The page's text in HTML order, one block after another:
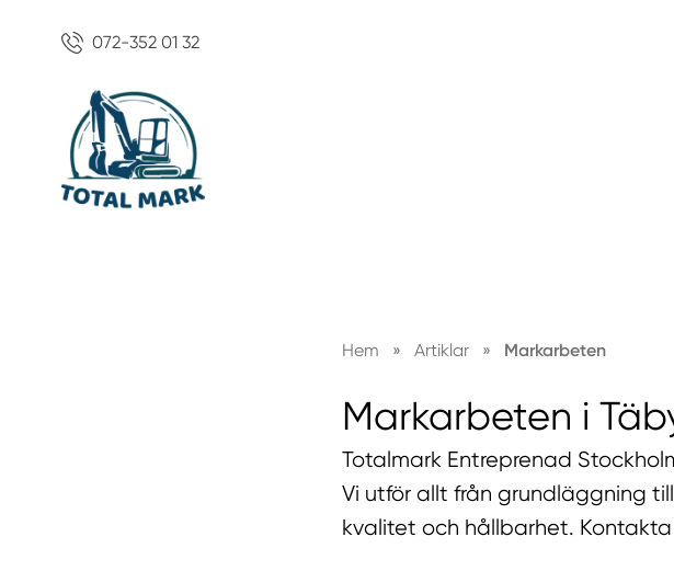
072-352 01 32
Hem » Artiklar » Markarbeten
Markarbeten i
Totalmark Entreprenad
Vi utför allt från grundläggning
kvalitet och hållbarhet.